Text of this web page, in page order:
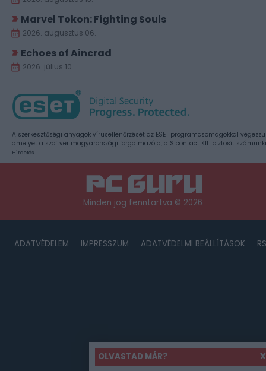
OLVASTAD MÁR? X
Marvel Tokon: Fighting Souls
2026. augusztus 06.
Echoes of Aincrad
2026. július 10.
A szerkesztőségi anyagok vírusellenőrzését az ESET programcsomagokkal
amelyet a szoftver magyarországi forgalmazója, a Sicontact Kft. biztosít
Hirdetés
Minden jog fenntartva © 2026
ADATVÉDELEM IMPRESSZUM ADATVÉDELMI BEÁLLÍTÁSOK